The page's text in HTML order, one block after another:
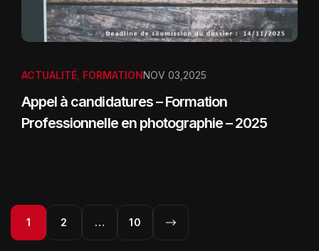
ACTUALITÉ FORMATIONNOV 03,2025
Appel à candidatures – Formation
Professionnelle en photographie – 2025
1 2 … 10